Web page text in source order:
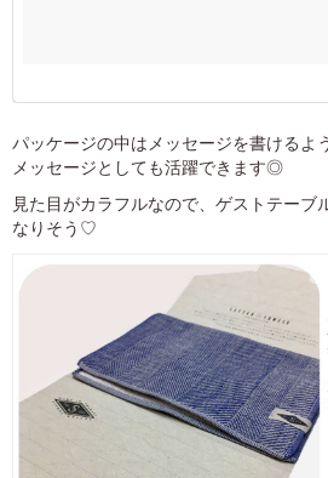
パッケージの中はメッセージを書けるよ
メッセージとしても活躍できます◎
見た目がカラフルなので、ゲストテーブ
なりそう♡